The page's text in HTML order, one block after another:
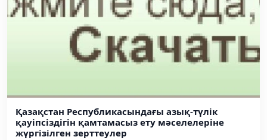
Қазақстан Республикасындағы азық-түлік
қауіпсіздігін қамтамасыз ету мәселелеріне
жүргізілген зерттеулер